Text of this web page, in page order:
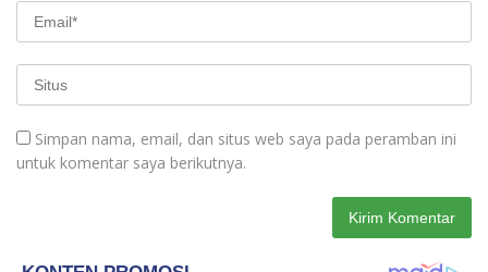
Simpan nama, email, dan situs web saya pada peramban ini
untuk komentar saya berikutnya.